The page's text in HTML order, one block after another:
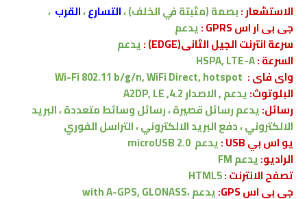
الاستشعار :بصمة (مثبتة في الخلف) ،التسارع،القرب ،
جى بى ار اس GPRS :
يدعم
سرعة انترنت الجيل الثانى(EDGE) :
يدعم
السرعة :HSPA, LTE-A
واى فاى : Wi-Fi 802.11 b/g/n, WiFi Direct, hotspot
البلوتوث:يدعم , الاصدار4.2, A2DP, LE
رسائل:يدعمرسائل قصيرة ، رسائل وسائط متعددة ، البريد
الالكتروني ، دفع البريد الالكتروني ، التراسل الفوري
يو اس بي USB :
يدعم microUSB 2.0
الراديو:يدعم FM
تصفح الانترنت :HTML5
جى بى اس GPS:
يدعم ،with A-GPS, GLONASS